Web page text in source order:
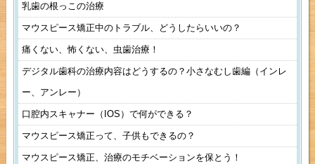
乳歯の根っこの治療
マウスピース矯正中のトラブル、どうしたらいいの？
痛くない、怖くない、虫歯治療！
デジタル歯科の治療内容はどうするの？小さなむし歯編（インレ
ー、アンレー）
口腔内スキャナー（IOS）で何ができる？
マウスピース矯正って、子供もできるの？
マウスピース矯正、治療のモチベーションを保とう！